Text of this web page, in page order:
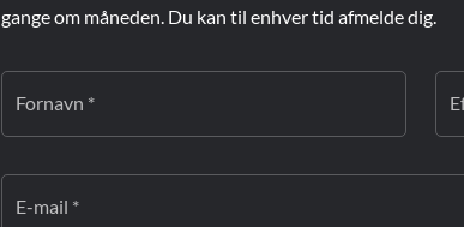
gange om måneden. Du kan til enhver tid afmelde dig.
Fornavn *
E-mail *